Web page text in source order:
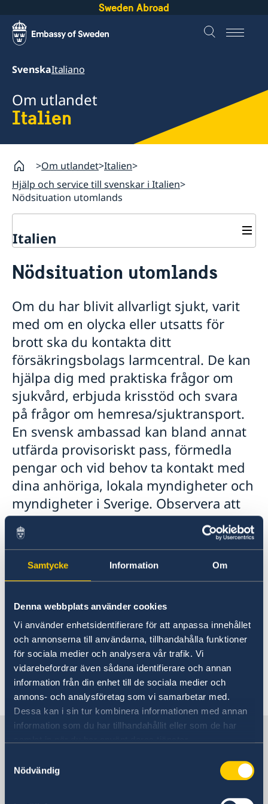
Samtycke Information Om
Denna webbplats använder cookies
Vi använder enhetsidentifierare för att anpassa innehållet
och annonserna till användarna, tillhandahålla funktioner
för sociala medier och analysera vår trafik. Vi
vidarebefordrar även sådana identifierare och annan
information från din enhet till de sociala medier och
annons- och analysföretag som vi samarbetar med.
Dessa kan i sin tur kombinera informationen med annan
information som du har tillhandahållit eller som de har
Nödvändig
Sweden Abroad
SvenskaItaliano
Om utlandet
Italien
Om utlandet Italien
Hjälp och service till svenskar i Italien
Nödsituation utomlands
Italien
Hjälp och service till svenskar i Italien
Nödsituation utomlands
Förlust av pass/ID
Allvarligt sjuk eller skadad
Ekonomisk hjälp
Dödsfall
Brottsoffer
Frihetsberövad i Italien
Råd i en krissituation
Passansökan i Rom
Allmän information om pass
Förnyelse av pass för vuxen
Förnyelse av pass för minderårig
Ansökan om pass för minderårig (första passet)
Ansökan om provisoriskt pass
Ansöka om pass i Sverige
Samordningsnummer
Om svenskt medborgarskap
Vigsel i Italien
Svensk medborgare folkbokförd i Sverige
Svensk medborgare folkbokförd i Italien
Svensk medborgare folkbokförd i ett tredje land
Välsignelse av svenska församlingens präst
Information inför flytt till Italien
Arv i internationella situationer
Översättningar och legaliseringar
Reseinformation
Ambassadens reseinformation
Aktuella händelser
Allmänna säkerhetsläget
Naturförhållanden och katastrofer
Terrorism
In- och utresebestämmelser
Hälso- och sjukvård
Lokala lagar och sedvänjor
Trafiksäkerhet
Resa i landet
Inför resan
Resa med barn
Larmcentraler
Resa med hund eller katt
Levnadsintyg och Pension
Avgifter
Nödsituation utomlands
Om du har blivit allvarligt sjukt, varit
med om en olycka eller utsatts för
brott ska du kontakta ditt
försäkringsbolags larmcentral. De kan
hjälpa dig med praktiska frågor om
sjukvård, erbjuda krisstöd och svara
på frågor om hemresa/sjuktransport.
En svensk ambassad kan bland annat
utfärda provisoriskt pass, förmedla
pengar och vid behov ta kontakt med
dina anhöriga, lokala myndigheter och
myndigheter i Sverige. Observera att
landets regelverk gäller.
Vem kan få hjälp?
Enligt lagen kan svenska medborgare,
Sverige få konsulär hjälp. Endast om det finns
särskilda skäl kan svenska medborgare bosatta
utomlands eller annan utländsk medborgare
bosatt i Sverige få hjälp.
Senast uppdaterad 03 feb. 2025, 15.53
Sverige i Italien
Sveriges ambassad